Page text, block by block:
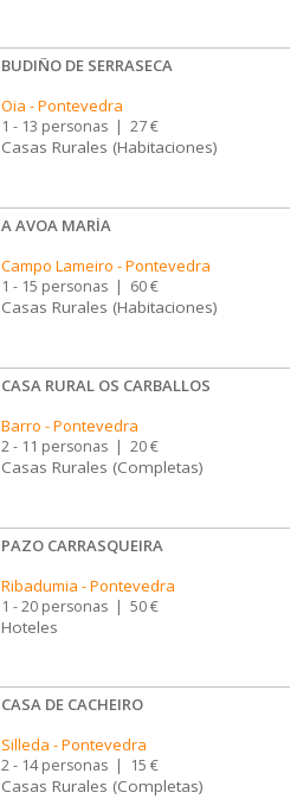
BUDIÑO DE SERRASECA
Oia -Pontevedra
1 - 13 personas | 27 €
Casas Rurales (Habitaciones)
A AVOA MARÍA
Campo Lameiro -Pontevedra
1 - 15 personas | 60 €
Casas Rurales (Habitaciones)
CASA RURAL OS CARBALLOS
Barro -Pontevedra
2 - 11 personas | 20 €
Casas Rurales (Completas)
PAZO CARRASQUEIRA
Ribadumia -Pontevedra
1 - 20 personas | 50 €
Hoteles
CASA DE CACHEIRO
Silleda -Pontevedra
2 - 14 personas | 15 €
Casas Rurales (Completas)